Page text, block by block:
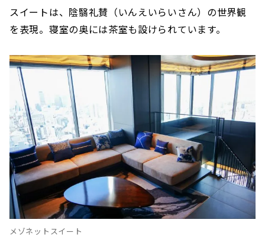
スイートは、陰翳礼賛（いんえいらいさん）の世界観
を表現。寝室の奥には茶室も設けられています。
メゾネットスイート